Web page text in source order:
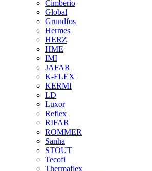
Cimberio
Global
Grundfos
Hermes
HERZ
HME
IMI
JAFAR
K-FLEX
KERMI
LD
Luxor
Reflex
RIFAR
ROMMER
Sanha
STOUT
Tecofi
Thermaflex